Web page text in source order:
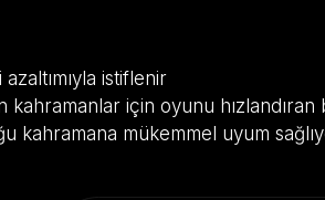
istiflenir
için oyunu hızlandıran
kahramana mükemmel uyum